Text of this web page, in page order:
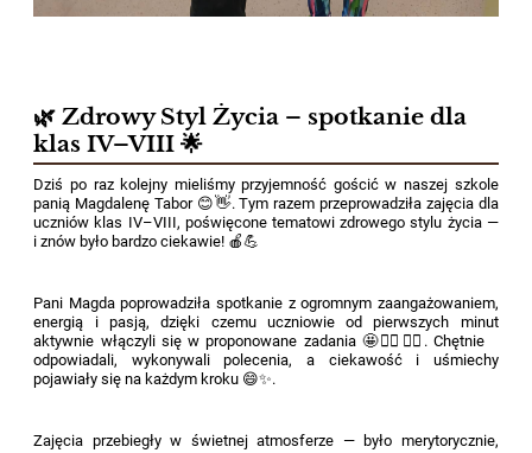
🌿 Zdrowy Styl Życia – spotkanie dla
klas IV–VIII 🌟
Dziś po raz kolejny mieliśmy przyjemność gościć w naszej szkole
panią Magdalenę Tabor 😊👋. Tym razem przeprowadziła zajęcia dla
uczniów klas IV–VIII, poświęcone tematowi zdrowego stylu życia —
i znów było bardzo ciekawie! 🍎💪
Pani Magda poprowadziła spotkanie z ogromnym zaangażowaniem,
energią i pasją, dzięki czemu uczniowie od pierwszych minut
aktywnie włączyli się w proponowane zadania 🤩🙋‍♂️🙋‍♀️. Chętnie
odpowiadali, wykonywali polecenia, a ciekawość i uśmiechy
pojawiały się na każdym kroku 😄✨.
Zajęcia przebiegły w świetnej atmosferze — było merytorycznie,